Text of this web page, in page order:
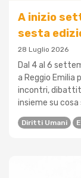
A inizio
sesta
28 Luglio 2026
Dal 4 al 6
a Reggio Emilia
incontri,
insieme su cosa
Diritti Umani